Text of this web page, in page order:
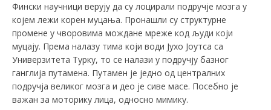
Фински научници верују да су лоцирали подручје мозга у
којем лежи корен муцања. Пронашли су структурне
промене у чворовима мождане мреже код људи који
муцају. Према налазу тима који води Јухо Јоутса са
Универзитета Турку, то се налази у подручју базног
ганглија путамена. Путамен је једно од централних
подручја великог мозга и део је сиве масе. Посебно је
важан за моторику лица, односно мимику.